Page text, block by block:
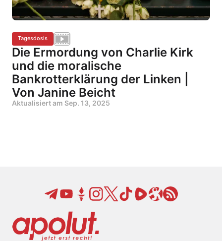
Tagesdosis
Die Ermordung von Charlie Kirk
und die moralische
Bankrotterklärung der Linken |
Von Janine Beicht
Aktualisiert am Sep. 13, 2025